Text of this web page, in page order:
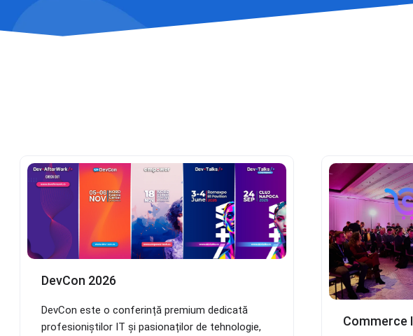
DevCon 2026
DevCon este o conferință premium dedicată
profesioniștilor IT și pasionaților de tehnologie,
Commerce